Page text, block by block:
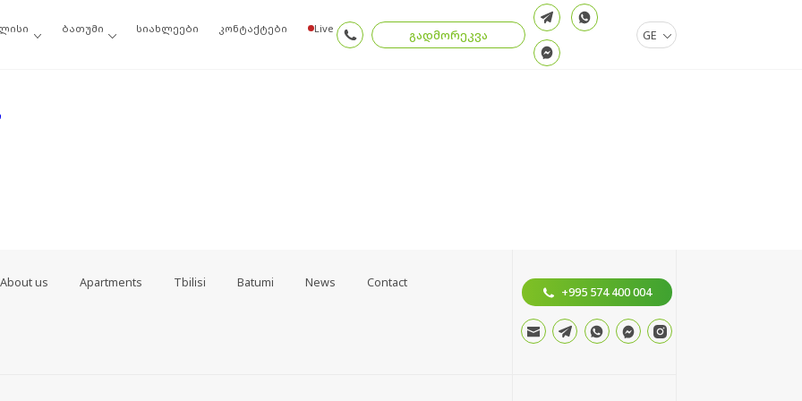
ბათუმი სიახლეები კონტაქტები Live გადმორეკვა GE
ძებნის შედეგებში, შეგიძლიათ სცადოთ ამ ბმულთაგან ერთ-ერთი.
About us Apartments Tbilisi Batumi News Contact
+995 574 400 004